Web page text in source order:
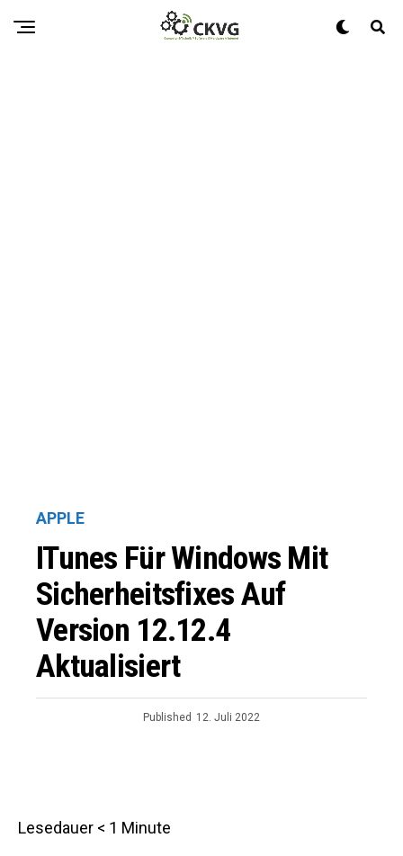
APPLE
ITunes Für Windows Mit
Sicherheitsfixes Auf
Version 12.12.4
Aktualisiert
Published 12. Juli 2022
Lesedauer < 1 Minute